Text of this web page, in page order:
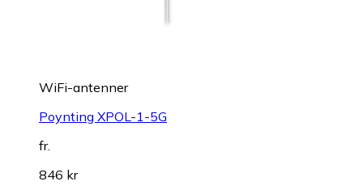
WiFi-antenner
Poynting XPOL-1-5G
fr.
846 kr